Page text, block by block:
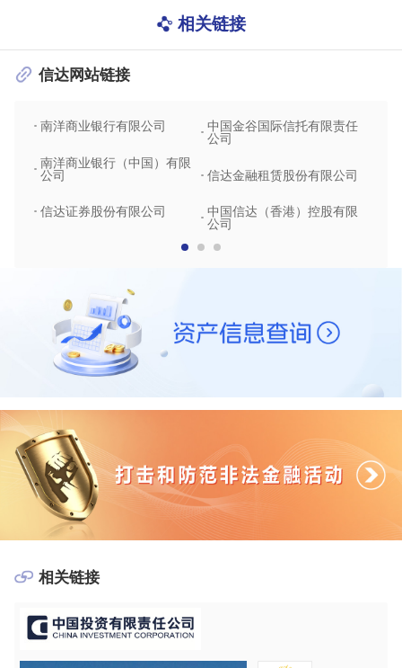
相关链接
信达网站链接
南洋商业银行有限公司
南洋商业银行（中国）有限
公司
信达证券股份有限公司
中国金谷国际信托有限责任
公司
信达金融租赁股份有限公司
中国信达（香港）控股有限
公司
相关链接